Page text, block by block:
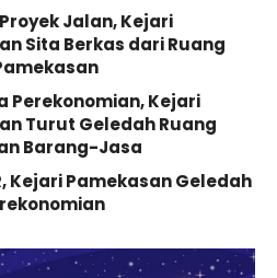
Jalan, Kejari
Sita Berkas dari Ruang
Perekonomian, Kejari
Turut Geledah Ruang
Barang-Jasa
Kejari Pamekasan Geledah